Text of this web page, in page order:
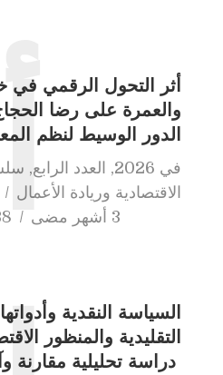
أثر التحول الرقمي في
والعمرة على رضا
الدور الوسيط لنظم
في 2026
, العدد الرابع,
الاقتصادية وريادة الأعمال
3 أشهر مضى
السياسة النقدية
التقليدية والمنظور
دراسة تحليلية مقارنة